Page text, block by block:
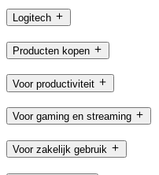
Logitech
Producten kopen
Voor productiviteit
Voor gaming en streaming
Voor zakelijk gebruik